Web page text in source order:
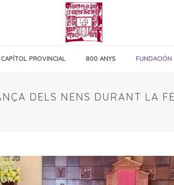
CAPÍTOL PROVINCIAL 800 ANYS FUNDACIÓN
DELS NENS DURANT LA